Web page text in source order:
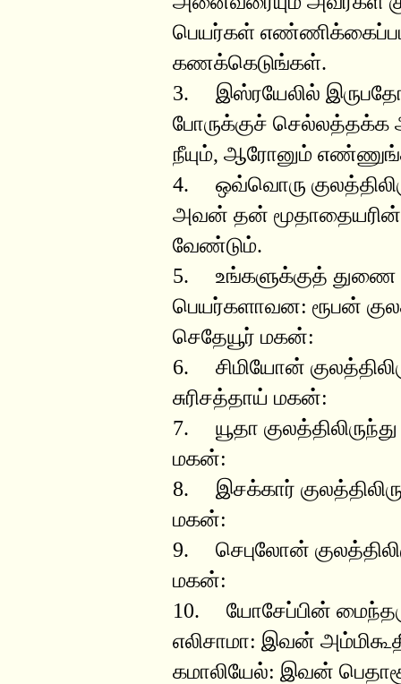
பெயர்கள்
கணக்கெடுங்கள்.
3. இஸ்ரயேலில்
போருக்குச்
நீயும், ஆரோனும்
4. ஒவ்வொரு
அவன் தன்
வேண்டும்.
5. உங்களுக்குத் துணை
பெயர்களாவன: ரூபன்
செதேயூர் மகன்:
6. சிமியோன்
சுரிசத்தாய் மகன்:
7. யூதா
மகன்:
8. இசக்கார்
மகன்:
9. செபுலோன்
மகன்:
10. யோசேப்பின்
எலிசாமா: இவன்
கமாலியேல்: இவன்